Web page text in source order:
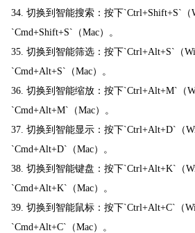
34. 切换到智能搜索：按下`Ctrl+Shift+S`（
`Cmd+Shift+S`（Mac）。
35. 切换到智能筛选：按下`Ctrl+Alt+S`（
`Cmd+Alt+S`（Mac）。
36. 切换到智能缩放：按下`Ctrl+Alt+M`（
`Cmd+Alt+M`（Mac）。
37. 切换到智能显示：按下`Ctrl+Alt+D`（
`Cmd+Alt+D`（Mac）。
38. 切换到智能键盘：按下`Ctrl+Alt+K`（
`Cmd+Alt+K`（Mac）。
39. 切换到智能鼠标：按下`Ctrl+Alt+C`（
`Cmd+Alt+C`（Mac）。